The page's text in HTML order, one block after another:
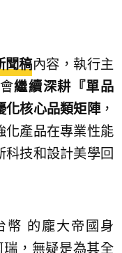
聞稿內容，執行主
繼續深耕『單品
化核心品類矩陣，
化產品在專業性能
技和設計美學回
幣 的龐大帝國身
，無疑是為其全